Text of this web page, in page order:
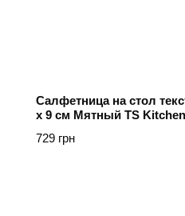
Салфетница на стол
х 9 см Мятный TS Kitchen
729 грн